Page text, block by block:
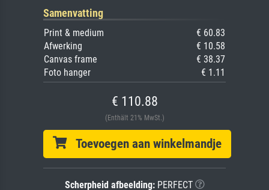
Samenvatting
Print & medium
€ 60.83
Afwerking
€ 10.58
Canvas frame
€ 38.37
Foto hanger
€ 1.11
€ 110.88
(Enthält 21% MwSt.)
Toevoegen aan winkelmandje
Scherpheid afbeelding:PERFECT